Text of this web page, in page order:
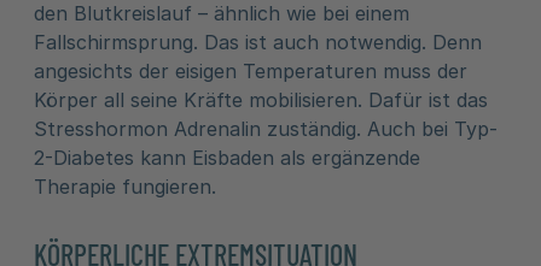
den Blutkreislauf – ähnlich wie bei einem
Fallschirmsprung. Das ist auch notwendig. Denn
angesichts der eisigen Temperaturen muss der
Körper all seine Kräfte mobilisieren. Dafür ist das
Stresshormon Adrenalin zuständig. Auch bei Typ-
2-Diabetes kann Eisbaden als ergänzende
Therapie fungieren.
KÖRPERLICHE EXTREMSITUATION